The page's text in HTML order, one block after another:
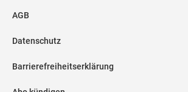
AGB
Datenschutz
Barrierefreiheitserklärung